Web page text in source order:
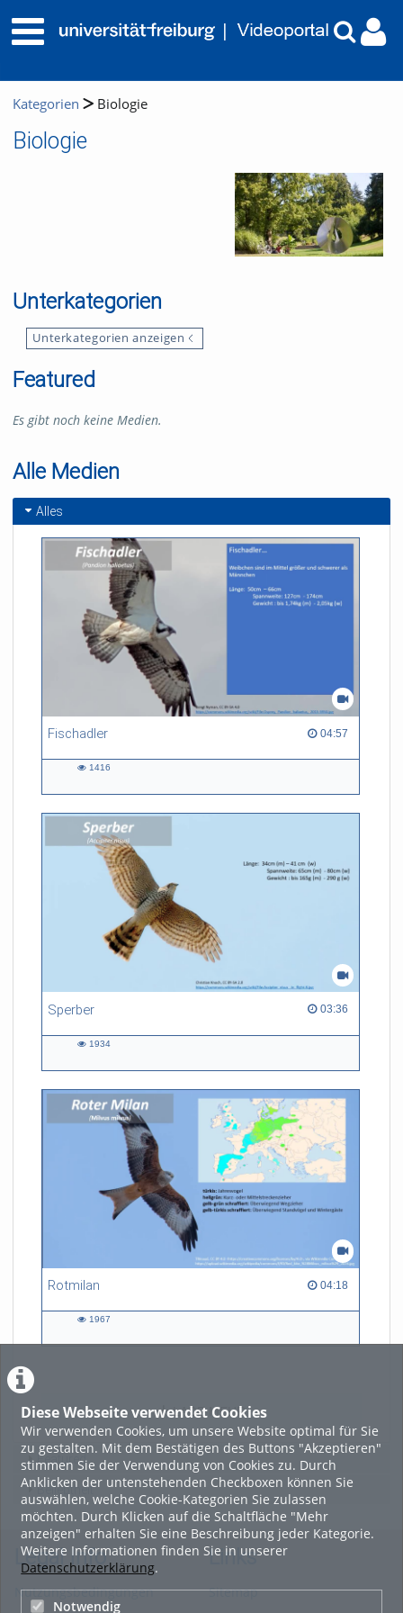
Diese Webseite verwendet Cookies
Wir verwenden Cookies, um unsere Website optimal für Sie
zu gestalten. Mit dem Bestätigen des Buttons "Akzeptieren"
stimmen Sie der Verwendung von Cookies zu. Durch
Anklicken der untenstehenden Checkboxen können Sie
auswählen, welche Cookie-Kategorien Sie zulassen
möchten. Durch Klicken auf die Schaltfläche "Mehr
anzeigen" erhalten Sie eine Beschreibung jeder Kategorie.
Weitere Informationen finden Sie in unserer
Datenschutzerklärung.
Notwendig
Kategorien Biologie
Biologie
Unterkategorien
Unterkategorien anzeigen
Featured
Es gibt noch keine Medien.
Alle Medien
Alles
Fischadler 04:57
04:57 duration
1416
Sperber 03:36
03:36 duration
1934
Rotmilan 04:18
04:18 duration
1967
LADE MEHR
Featured
Beliebtheit
Legal Info
Nutzungsbedingungen
Links
Sitemap